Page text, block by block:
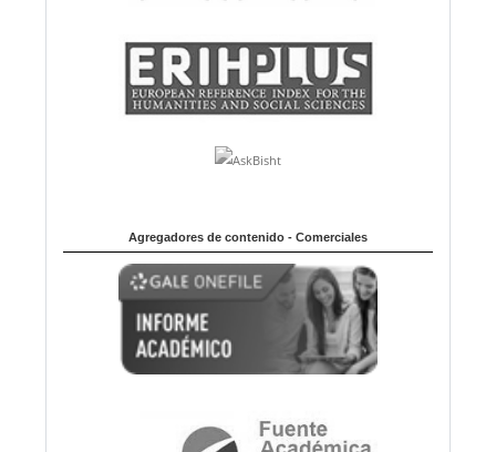
Agregadores de contenido - Comerciales